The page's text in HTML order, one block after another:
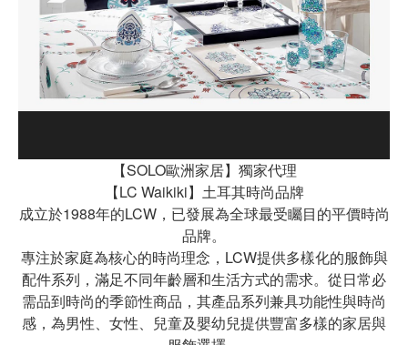
【SOLO歐洲家居】獨家代理
【LC Waikiki】土耳其時尚品牌
成立於1988年的LCW，已發展為全球最受矚目的平價時尚
品牌。
專注於家庭為核心的時尚理念，LCW提供多樣化的服飾與
配件系列，滿足不同年齡層和生活方式的需求。從日常必
需品到時尚的季節性商品，其產品系列兼具功能性與時尚
感，為男性、女性、兒童及嬰幼兒提供豐富多樣的家居與